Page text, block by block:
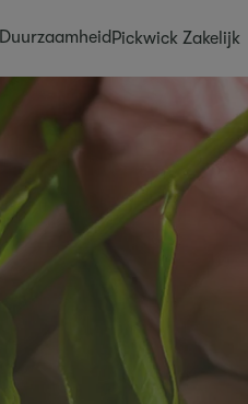
Duurzaamheid Pickwick Zakelijk